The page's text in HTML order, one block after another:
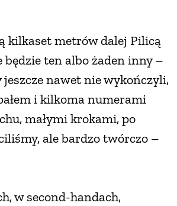
kilkaset metrów dalej Pilicą
ten albo żaden inny –
nawet nie wykończyli,
i kilkoma numerami
małymi krokami, po
ale bardzo twórczo –
w second-handach,